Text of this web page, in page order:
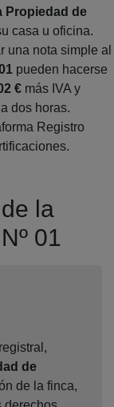
Propiedad de
casa u oficina.
una nota simple al
pueden hacerse
€ más IVA y
dos horas.
Registro
la
01
de
de la finca,